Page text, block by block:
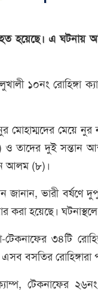
হয়েছে। এ
১০নং রোহিঙ্গা
মোহাম্মদের মেয়ে
ও তাদের দুই সন্তান
আলম (৮)।
জানান, ভারী বর্ষণে
হয়েছে।
৩৪টি
বসতির রোহিঙ্গারা
টেকনাফের